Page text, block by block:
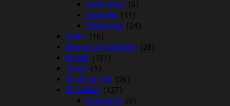
Sadeltasker (5)
Stigbøjler (41)
Stigremme (24)
Sadler (15)
Sliksten og Godbidder (28)
Strigler (151)
Tasker (1)
Til sår og muk (26)
Til stalden (127)
Boksgardin (5)